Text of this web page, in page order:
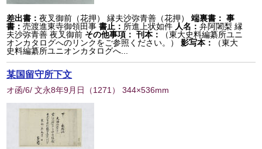
差出書：夜叉御前（花押） 縁夫沙弥青善（花押） 端裏書： 事
書：売渡進東寺御領田事 書止： 所進上状如件 人名：弁阿闍梨 縁
夫沙弥青善 夜叉御前 その他事項： 刊本：
（東大史料編纂所ユニ
オンカタログへのリンクをご参照ください。）
影写本：
（東大
史料編纂所ユニオンカタログへ...
某国留守所下文
オ函/6/ 文永8年9月日 （1271 ） 344×536mm